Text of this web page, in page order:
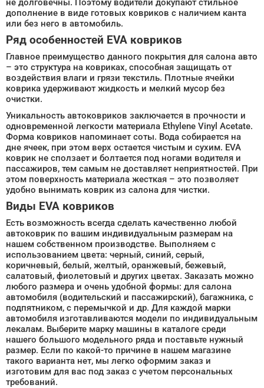
не долговечны. Поэтому водители докупают стильное
дополнение в виде готовых ковриков с наличием канта
или без него в автомобиль.
Ряд особенностей EVA ковриков
Главное преимущество данного покрытия для салона авто
– это структура на ковриках, способная защищать от
воздействия влаги и грязи текстиль. Плотные ячейки
коврика удерживают жидкость и мелкий мусор без
очистки.
Уникальность автоковриков заключается в прочности и
одновременной легкости материала Ethylene Vinyl Acetate.
Форма ковриков напоминает соты. Вода собирается на
дне ячеек, при этом верх остается чистым и сухим. EVA
коврик не сползает и болтается под ногами водителя и
пассажиров, тем самым не доставляет неприятностей. При
этом поверхность материала жесткая – это позволяет
удобно вынимать коврик из салона для чистки.
Виды EVA ковриков
Есть возможность всегда сделать качественно любой
автоковрик по вашим индивидуальным размерам на
нашем собственном производстве. Выполняем с
использованием цвета: черный, синий, серый,
коричневый, белый, желтый, оранжевый, бежевый,
салатовый, фиолетовый и других цветах. Заказать можно
любого размера и очень удобной формы: для салона
автомобиля (водительский и пассажирский), багажника, с
подпятником, с перемычкой и др. Для каждой марки
автомобиля изготавливаются модели по индивидуальным
лекалам. Выберите марку машины в каталоге среди
нашего большого модельного ряда и поставьте нужный
размер. Если по какой-то причине в нашем магазине
такого варианта нет, мы легко оформим заказ и
изготовим для вас под заказ с учетом персональных
требований.